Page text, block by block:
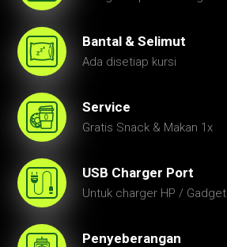
Bantal & Selimut
Ada disetiap kursi
Service
Gratis Snack & Makan 1x
USB Charger Port
Untuk charger HP / Gadget
Penyeberangan